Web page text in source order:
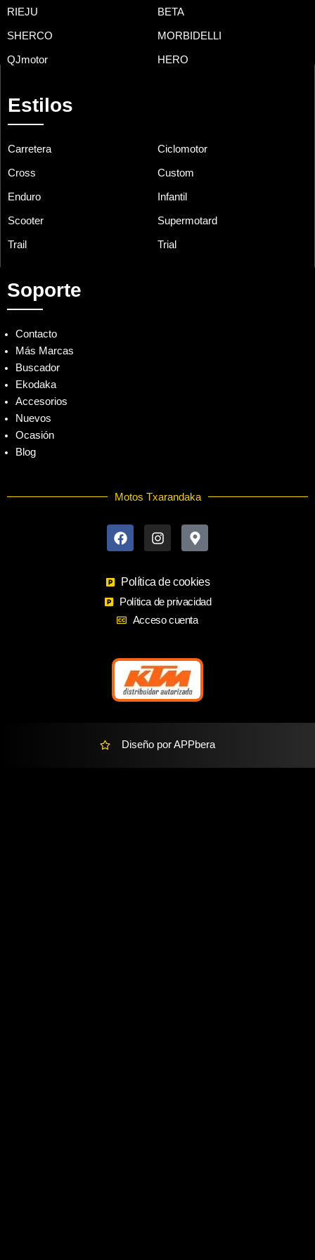
RIEJU BETA
SHERCO MORBIDELLI
QJmotor HERO
Estilos
Carretera Ciclomotor
Cross Custom
Enduro Infantil
Scooter Supermotard
Trail Trial
Soporte
Contacto
Más Marcas
Buscador
Ekodaka
Accesorios
Nuevos
Ocasión
Blog
Motos Txarandaka
a
c
o
o
k
n
s
g
r
a
m
a
p
a
r
k
e
a
Política de cookies
Política de privacidad
Acceso cuenta
Diseño por APPbera